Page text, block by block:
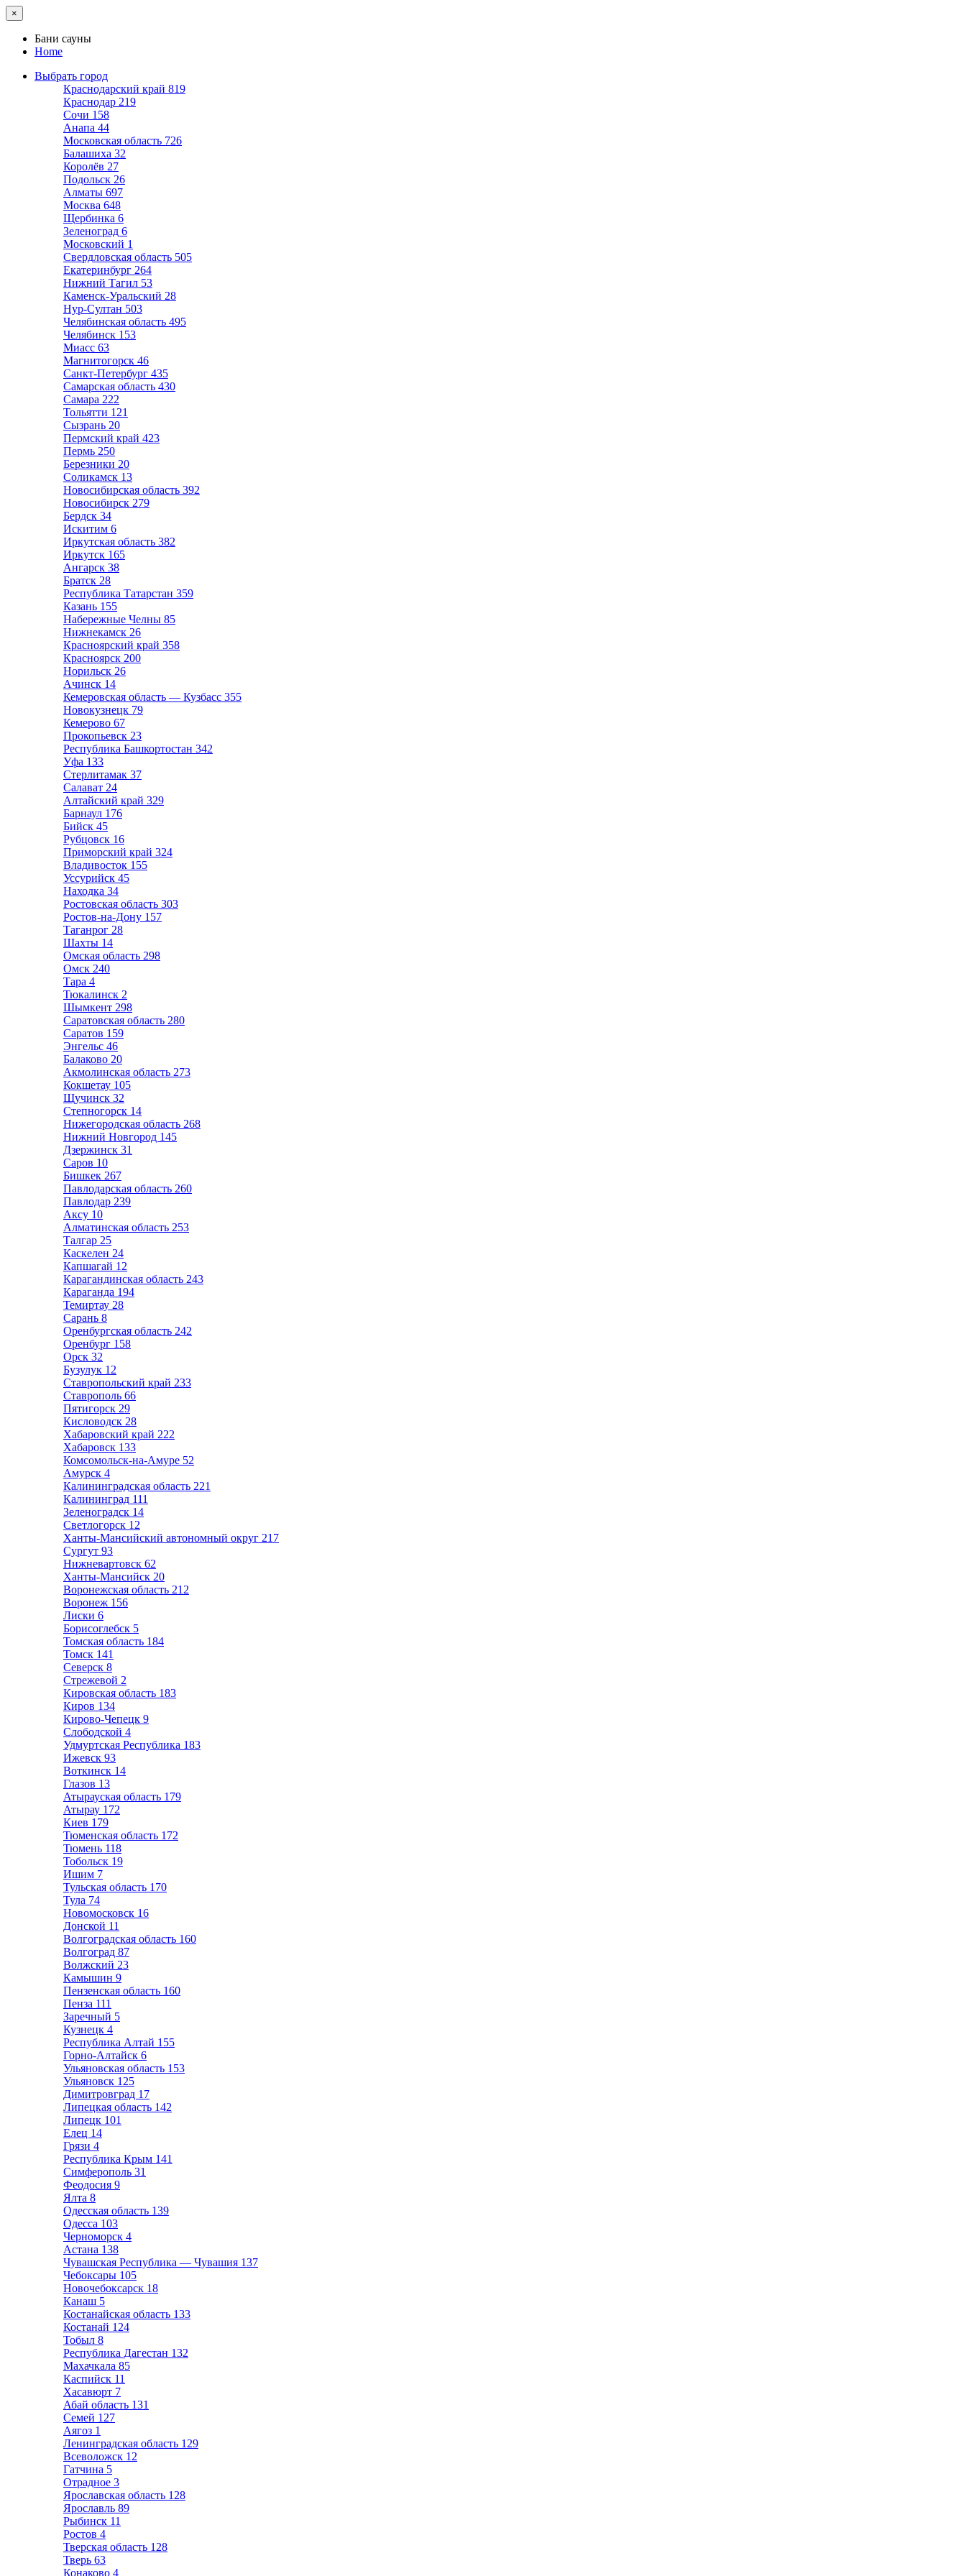
×
Бани сауны
Home
Выбрать город
Краснодарский край 819
Краснодар 219
Сочи 158
Анапа 44
Московская область 726
Балашиха 32
Королёв 27
Подольск 26
Алматы 697
Москва 648
Щербинка 6
Зеленоград 6
Московский 1
Свердловская область 505
Екатеринбург 264
Нижний Тагил 53
Каменск-Уральский 28
Нур-Султан 503
Челябинская область 495
Челябинск 153
Миасс 63
Магнитогорск 46
Санкт-Петербург 435
Самарская область 430
Самара 222
Тольятти 121
Сызрань 20
Пермский край 423
Пермь 250
Березники 20
Соликамск 13
Новосибирская область 392
Новосибирск 279
Бердск 34
Искитим 6
Иркутская область 382
Иркутск 165
Ангарск 38
Братск 28
Республика Татарстан 359
Казань 155
Набережные Челны 85
Нижнекамск 26
Красноярский край 358
Красноярск 200
Норильск 26
Ачинск 14
Кемеровская область — Кузбасс 355
Новокузнецк 79
Кемерово 67
Прокопьевск 23
Республика Башкортостан 342
Уфа 133
Стерлитамак 37
Салават 24
Алтайский край 329
Барнаул 176
Бийск 45
Рубцовск 16
Приморский край 324
Владивосток 155
Уссурийск 45
Находка 34
Ростовская область 303
Ростов-на-Дону 157
Таганрог 28
Шахты 14
Омская область 298
Омск 240
Тара 4
Тюкалинск 2
Шымкент 298
Саратовская область 280
Саратов 159
Энгельс 46
Балаково 20
Акмолинская область 273
Кокшетау 105
Щучинск 32
Степногорск 14
Нижегородская область 268
Нижний Новгород 145
Дзержинск 31
Саров 10
Бишкек 267
Павлодарская область 260
Павлодар 239
Аксу 10
Алматинская область 253
Талгар 25
Каскелен 24
Капшагай 12
Карагандинская область 243
Караганда 194
Темиртау 28
Сарань 8
Оренбургская область 242
Оренбург 158
Орск 32
Бузулук 12
Ставропольский край 233
Ставрополь 66
Пятигорск 29
Кисловодск 28
Хабаровский край 222
Хабаровск 133
Комсомольск-на-Амуре 52
Амурск 4
Калининградская область 221
Калининград 111
Зеленоградск 14
Светлогорск 12
Ханты-Мансийский автономный округ 217
Сургут 93
Нижневартовск 62
Ханты-Мансийск 20
Воронежская область 212
Воронеж 156
Лиски 6
Борисоглебск 5
Томская область 184
Томск 141
Северск 8
Стрежевой 2
Кировская область 183
Киров 134
Кирово-Чепецк 9
Слободской 4
Удмуртская Республика 183
Ижевск 93
Воткинск 14
Глазов 13
Атырауская область 179
Атырау 172
Киев 179
Тюменская область 172
Тюмень 118
Тобольск 19
Ишим 7
Тульская область 170
Тула 74
Новомосковск 16
Донской 11
Волгоградская область 160
Волгоград 87
Волжский 23
Камышин 9
Пензенская область 160
Пенза 111
Заречный 5
Кузнецк 4
Республика Алтай 155
Горно-Алтайск 6
Ульяновская область 153
Ульяновск 125
Димитровград 17
Липецкая область 142
Липецк 101
Елец 14
Грязи 4
Республика Крым 141
Симферополь 31
Феодосия 9
Ялта 8
Одесская область 139
Одесса 103
Черноморск 4
Астана 138
Чувашская Республика — Чувашия 137
Чебоксары 105
Новочебоксарск 18
Канаш 5
Костанайская область 133
Костанай 124
Тобыл 8
Республика Дагестан 132
Махачкала 85
Каспийск 11
Хасавюрт 7
Абай область 131
Семей 127
Аягоз 1
Ленинградская область 129
Всеволожск 12
Гатчина 5
Отрадное 3
Ярославская область 128
Ярославль 89
Рыбинск 11
Ростов 4
Тверская область 128
Тверь 63
Конаково 4